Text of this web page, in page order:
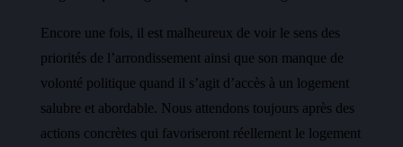
Encore une fois, il est malheureux de voir le sens des
priorités de l’arrondissement ainsi que son manque de
volonté politique quand il s’agit d’accès à un logement
salubre et abordable. Nous attendons toujours après des
actions concrètes qui favoriseront réellement le logement